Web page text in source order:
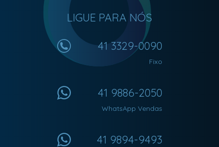
LIGUE PARA NÓS
41 3329-0090
Fixo
41 9886-2050
WhatsApp Vendas
41 9894-9493